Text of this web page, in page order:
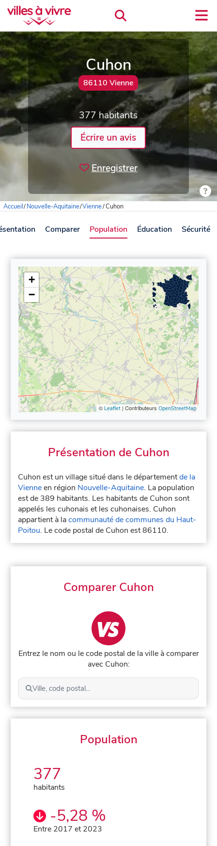
Cuhon
86110 Vienne
377 habitants
Écrire un avis
Enregistrer
Accueil/Nouvelle-Aquitaine/Vienne/Cuhon
Comparer Population Éducation Sécurité
+
−
© Leaflet| Contributeurs OpenStreetMap
Présentation de Cuhon
Cuhon est un village situé dans le départementde la
Vienneen région Nouvelle-Aquitaine. La population
est de 389 habitants. Les habitants de Cuhon sont
appelés les cuhonais et les cuhonaises. Cuhon
appartient à lacommunauté de communes du Haut-
Poitou. Le code postal de Cuhon est 86110.
Comparer Cuhon
Entrez le nom ou le code postal de la ville à comparer
avec Cuhon:
Ville, code postal...
Population
377
habitants
-5,28 %
Entre 2017 et 2023